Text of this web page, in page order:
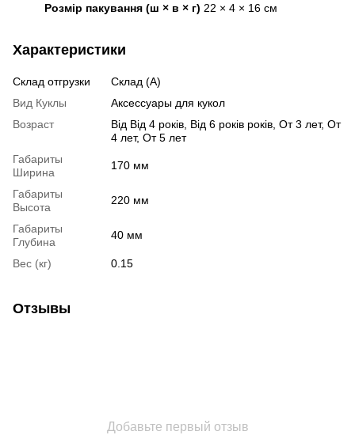
Розмір пакування (ш × в × г) 22 × 4 × 16 см
Характеристики
Склад отгрузки
Склад (А)
Вид Куклы
Аксессуары для кукол
Возраст
Від Від 4 років, Від 6 років років, От 3 лет, От
4 лет, От 5 лет
Габариты
Ширина
170 мм
Габариты
Высота
220 мм
Габариты
Глубина
40 мм
Вес (кг) 0.15
Отзывы
Добавьте первый отзыв